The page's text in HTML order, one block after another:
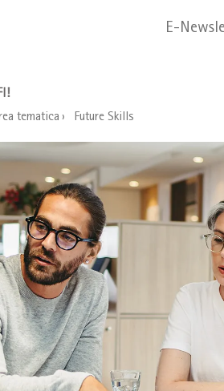
Menu
E-
tematica Future Skills